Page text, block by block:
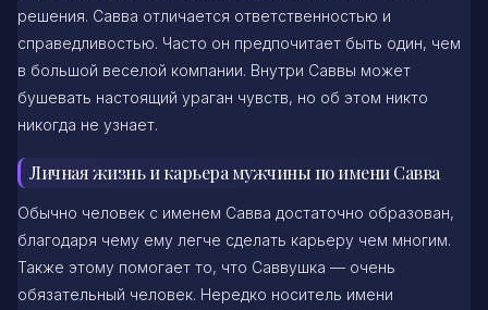
решения. Савва отличается ответственностью и
справедливостью. Часто он предпочитает быть один, чем
в большой веселой компании. Внутри Саввы может
бушевать настоящий ураган чувств, но об этом никто
никогда не узнает.
Личная жизнь и карьера мужчины по имени Савва
Обычно человек с именем Савва достаточно образован,
благодаря чему ему легче сделать карьеру чем многим.
Также этому помогает то, что Саввушка — очень
обязательный человек. Нередко носитель имени